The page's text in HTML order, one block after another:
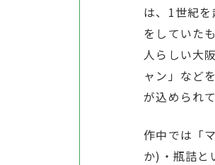
は、1世紀
をしていた
人らしい大
ャン」など
が込められ
作中では「
か)・瓶詰と